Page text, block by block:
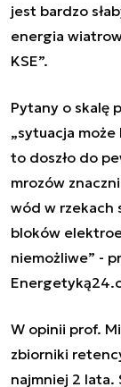
jest bardzo
energia
KSE”.
Pytany o skalę
„sytuacja
to doszło do
mrozów
wód w rzekach
bloków
niemożliwe” -
W opinii prof.
zbiorniki
najmniej 2